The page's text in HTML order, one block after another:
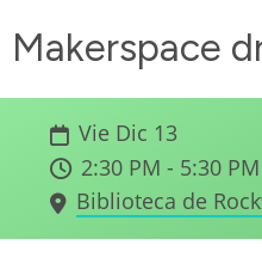
Makerspace
Vie Dic 13
2:30 PM - 5:30 PM
Biblioteca de